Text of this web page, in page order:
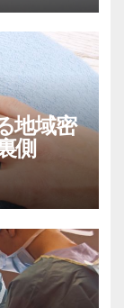
地域密
側